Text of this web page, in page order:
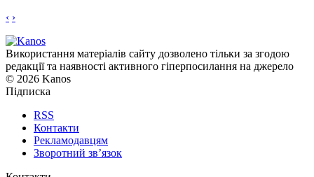
‹ ›
Використання матеріалів сайту дозволено тільки за згодою
редакції та наявності активного гіперпосилання на джерело
© 2026 Kanos
Підписка
RSS
Контакти
Рекламодавцям
Зворотний зв’язок